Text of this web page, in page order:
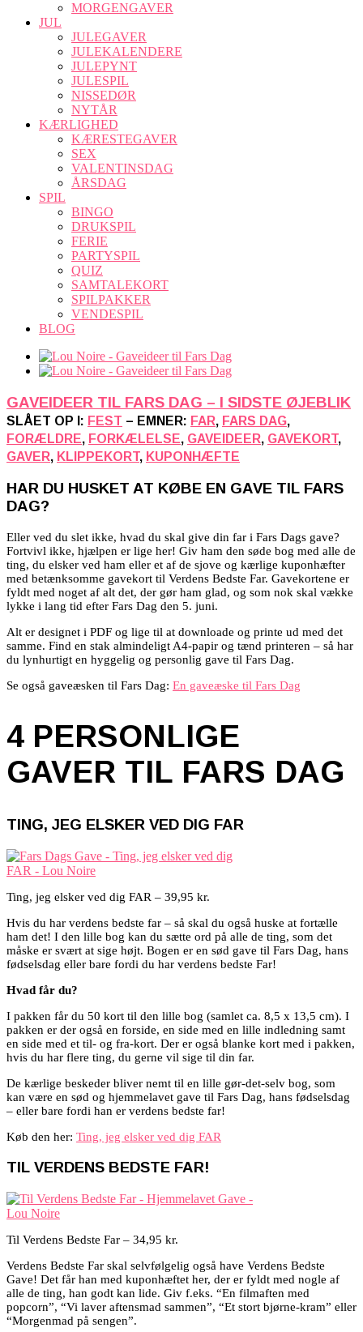
MORGENGAVER
JUL
JULEGAVER
JULEKALENDERE
JULEPYNT
JULESPIL
NISSEDØR
NYTÅR
KÆRLIGHED
KÆRESTEGAVER
SEX
VALENTINSDAG
ÅRSDAG
SPIL
BINGO
DRUKSPIL
FERIE
PARTYSPIL
QUIZ
SAMTALEKORT
SPILPAKKER
VENDESPIL
BLOG
GAVEIDEER TIL FARS DAG – I SIDSTE ØJEBLIK
SLÅET OP I: FEST – EMNER: FAR, FARS DAG,
FORÆLDRE, FORKÆLELSE, GAVEIDEER, GAVEKORT,
GAVER, KLIPPEKORT, KUPONHÆFTE
HAR DU HUSKET AT KØBE EN GAVE TIL FARS
DAG?
Eller ved du slet ikke, hvad du skal give din far i Fars Dags gave?
Fortvivl ikke, hjælpen er lige her! Giv ham den søde bog med alle de
ting, du elsker ved ham eller et af de sjove og kærlige kuponhæfter
med betænksomme gavekort til Verdens Bedste Far. Gavekortene er
fyldt med noget af alt det, der gør ham glad, og som nok skal vække
lykke i lang tid efter Fars Dag den 5. juni.
Alt er designet i PDF og lige til at downloade og printe ud med det
samme. Find en stak almindeligt A4-papir og tænd printeren – så har
du lynhurtigt en hyggelig og personlig gave til Fars Dag.
Se også gaveæsken til Fars Dag: En gaveæske til Fars Dag
4 PERSONLIGE
GAVER TIL FARS DAG
TING, JEG ELSKER VED DIG FAR
Ting, jeg elsker ved dig FAR – 39,95 kr.
Hvis du har verdens bedste far – så skal du også huske at fortælle
ham det! I den lille bog kan du sætte ord på alle de ting, som det
måske er svært at sige højt. Bogen er en sød gave til Fars Dag, hans
fødselsdag eller bare fordi du har verdens bedste Far!
Hvad får du?
I pakken får du 50 kort til den lille bog (samlet ca. 8,5 x 13,5 cm). I
pakken er der også en forside, en side med en lille indledning samt
en side med et til- og fra-kort. Der er også blanke kort med i pakken,
hvis du har flere ting, du gerne vil sige til din far.
De kærlige beskeder bliver nemt til en lille gør-det-selv bog, som
kan være en sød og hjemmelavet gave til Fars Dag, hans fødselsdag
– eller bare fordi han er verdens bedste far!
Køb den her: Ting, jeg elsker ved dig FAR
TIL VERDENS BEDSTE FAR!
Til Verdens Bedste Far – 34,95 kr.
Verdens Bedste Far skal selvfølgelig også have Verdens Bedste
Gave! Det får han med kuponhæftet her, der er fyldt med nogle af
alle de ting, han godt kan lide. Giv f.eks. “En filmaften med
popcorn”, “Vi laver aftensmad sammen”, “Et stort bjørne-kram” eller
“Morgenmad på sengen”.